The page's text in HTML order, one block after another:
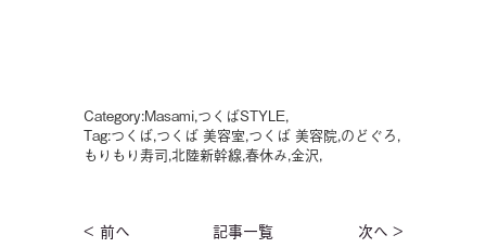
Category:Masami,つくばSTYLE,
Tag:つくば,つくば 美容室,つくば 美容院,のどぐろ,
もりもり寿司,北陸新幹線,春休み,金沢,
< 前へ 記事一覧 次へ >